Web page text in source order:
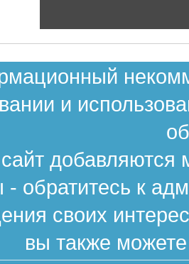
и
обратитесь к
своих
вы также